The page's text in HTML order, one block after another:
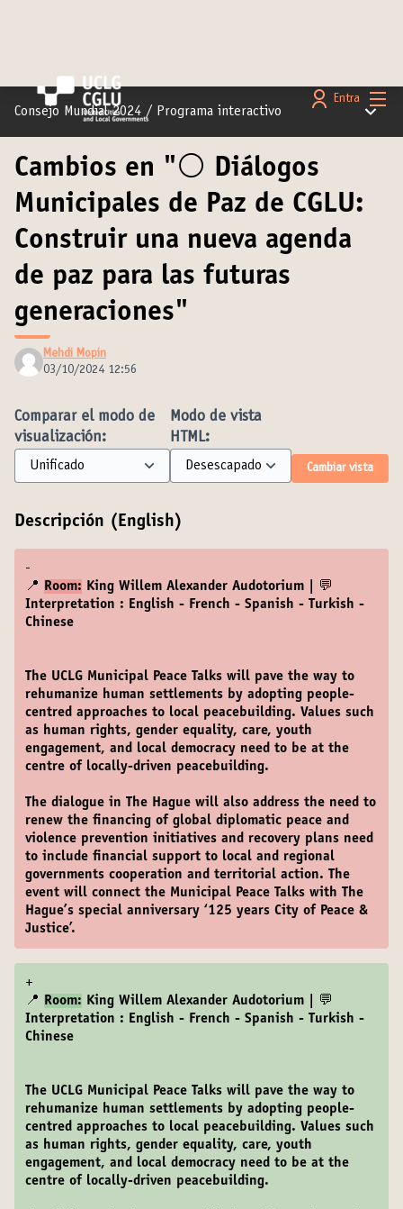
Entra
Consejo Mundial 2024 / Programa interactivo Menú
Cambios en "⚪️ Diálogos
Municipales de Paz de CGLU:
Construir una nueva agenda
de paz para las futuras
generaciones"
Mehdi Mopin
03/10/2024 12:56
Comparar el modo de
visualización:
Modo de vista
HTML:
Cambiar vista
Descripción (English)
-
📍
Room: King Willem Alexander Audotorium | 💬
Interpretation : English - French - Spanish - Turkish -
Chinese
The UCLG Municipal Peace Talks will pave the way to
rehumanize human settlements by adopting people-
centred approaches to local peacebuilding. Values such
as human rights, gender equality, care, youth
engagement, and local democracy need to be at the
centre of locally-driven peacebuilding.
The dialogue in The Hague will also address the need to
renew the financing of global diplomatic peace and
violence prevention initiatives and recovery plans need
to include financial support to local and regional
governments cooperation and territorial action. The
event will connect the Municipal Peace Talks with The
Hague’s special anniversary ‘125 years City of Peace &
Justice’.
+
📍
Room: King Willem Alexander Audotorium | 💬
Interpretation : English - French - Spanish - Turkish -
Chinese
The UCLG Municipal Peace Talks will pave the way to
rehumanize human settlements by adopting people-
centred approaches to local peacebuilding. Values such
as human rights, gender equality, care, youth
engagement, and local democracy need to be at the
centre of locally-driven peacebuilding.